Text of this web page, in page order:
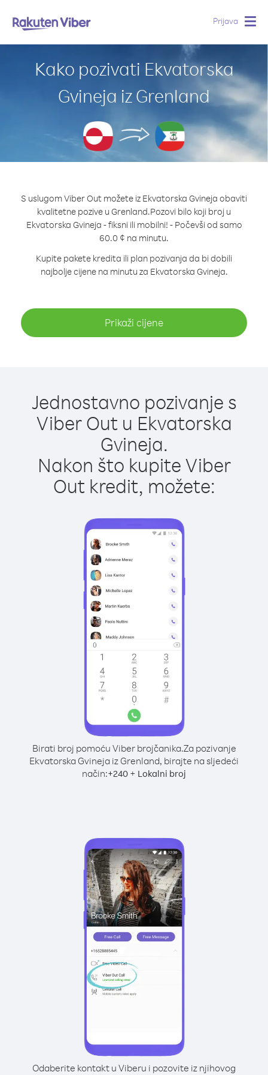
Prijava
Kako pozivati Ekvatorska
Gvineja iz Grenland
S uslugom Viber Out možete iz Ekvatorska Gvineja obaviti
kvalitetne pozive u Grenland.Pozovi bilo koji broj u
Ekvatorska Gvineja - fiksni ili mobilni! - Počevši od samo
60.0 ¢ na minutu.
Kupite pakete kredita ili plan pozivanja da bi dobili
najbolje cijene na minutu za Ekvatorska Gvineja.
Prikaži cijene
Jednostavno pozivanje s
Viber Out u Ekvatorska
Gvineja.
Nakon što kupite Viber
Out kredit, možete:
Birati broj pomoću Viber brojčanika.Za pozivanje
Ekvatorska Gvineja iz Grenland, birajte na sljedeći
način:+240 + Lokalni broj
Odaberite kontakt u Viberu i pozovite iz njihovog